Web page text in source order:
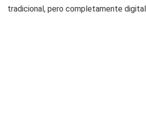
tradicional, pero completamente